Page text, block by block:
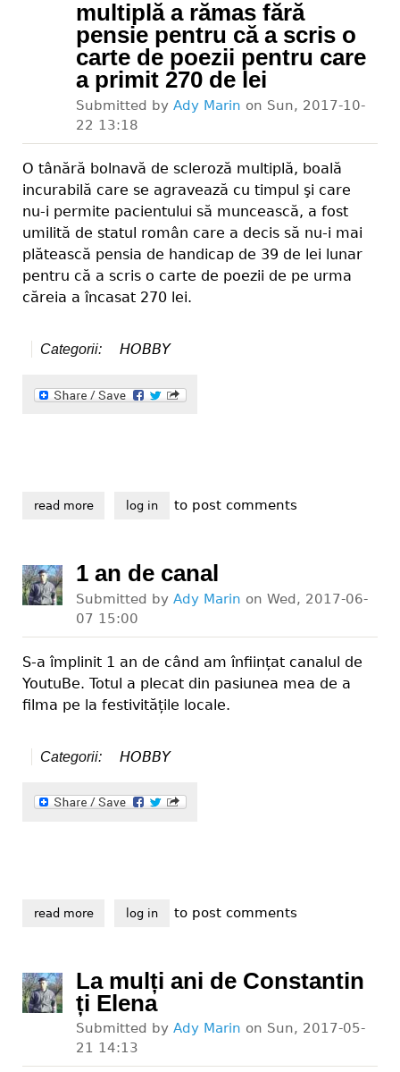
multiplă a rămas fără
pensie pentru că a scris o
carte de poezii pentru care
a primit 270 de lei
Submitted by Ady Marin on Sun, 2017-10-
22 13:18
O tânără bolnavă de scleroză multiplă, boală
incurabilă care se agravează cu timpul şi care
nu-i permite pacientului să muncească, a fost
umilită de statul român care a decis să nu-i mai
plătească pensia de handicap de 39 de lei lunar
pentru că a scris o carte de poezii de pe urma
căreia a încasat 270 lei.
Categorii: HOBBY
read moreabout statul umilitor românia: o tânără bolnavă de
log in to post comments
1 an de canal
Submitted by Ady Marin on Wed, 2017-06-
07 15:00
S-a împlinit 1 an de când am înființat canalul de
YoutuBe. Totul a plecat din pasiunea mea de a
filma pe la festivitățile locale.
Categorii: HOBBY
read moreabout 1 an de canal
log in to post comments
La mulți ani de Constantin
ți Elena
Submitted by Ady Marin on Sun, 2017-05-
21 14:13